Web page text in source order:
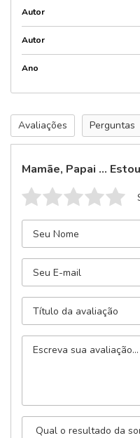
Autor
Autor
Ano
Avaliações Perguntas
Mamãe, Papai ...